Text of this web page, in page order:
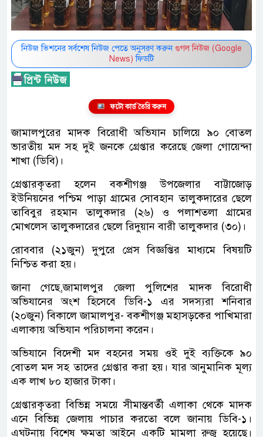
নিউজ ভিশনের সর্বশেষ নিউজ পেতে অনুসরণ করুন গুগল নিউজ (Google
News) ফিডটি
ফটো কার্ড তৈরি করুন
জামালপুরের মাদক বিরোধী অভিযান চালিয়ে ৯০ বোতল
ভারতীয় মদ সহ দুই জনকে গ্রেপ্তার করেছে জেলা গোয়েন্দা
শাখা (ডিবি)।
গ্রেপ্তারকৃতরা হলেন বকশীগঞ্জ উপজেলার বাট্টাজোড়
ইউনিয়নের পশ্চিম পাড়া গ্রামের সোবহান তালুকদারের ছেলে
তাবিবুর রহমান তালুকদার (২৬) ও পলাশতলা গ্রামের
মোখলেস তালুকদারের ছেলে রিদুয়ান বারী তালুকদার (৩০)।
রোববার (২১জুন) দুপুরে প্রেস বিজ্ঞপ্তির মাধ্যমে বিষয়টি
নিশ্চিত করা হয়।
জানা গেছে,জামালপুর জেলা পুলিশের মাদক বিরোধী
অভিযানের অংশ হিসেবে ডিবি-১ এর সদস্যরা শনিবার
(২০জুন) বিকালে জামালপুর- বকশীগঞ্জ মহাসড়কের পাখিমারা
এলাকায় অভিযান পরিচালনা করেন।
অভিযানে বিদেশী মদ বহনের সময় ওই দুই ব্যক্তিকে ৯০
বোতল মদ সহ তাদের গ্রেপ্তার করা হয়। যার আনুমানিক মূল্য
এক লাখ ৮০ হাজার টাকা।
গ্রেপ্তারকৃতরা বিভিন্ন সময়ে সীমান্তবর্তী এলাকা থেকে মাদক
এনে বিভিন্ন জেলায় পাচার করতো বলে জানায় ডিবি-১।
এঘটনায় বিশেষ ক্ষমতা আইনে একটি মামলা রুজু হয়েছে।